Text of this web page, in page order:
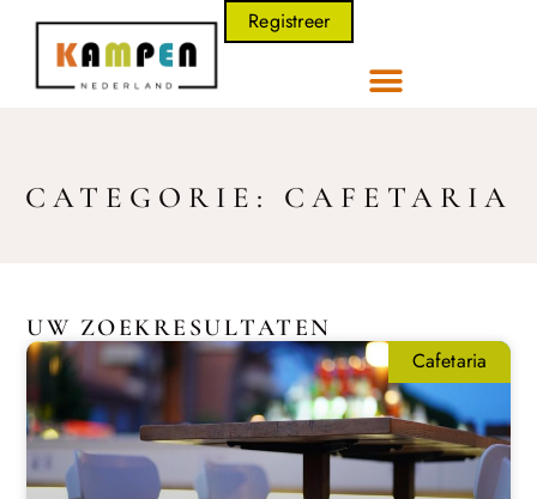
Registreer
CATEGORIE: CAFETARIA
UW ZOEKRESULTATEN
Cafetaria